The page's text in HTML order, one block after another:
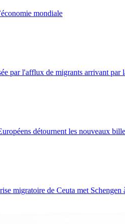
mondiale
par l'afflux de migrants arrivant par
détournent les nouveaux
migratoire de Ceuta met Schengen